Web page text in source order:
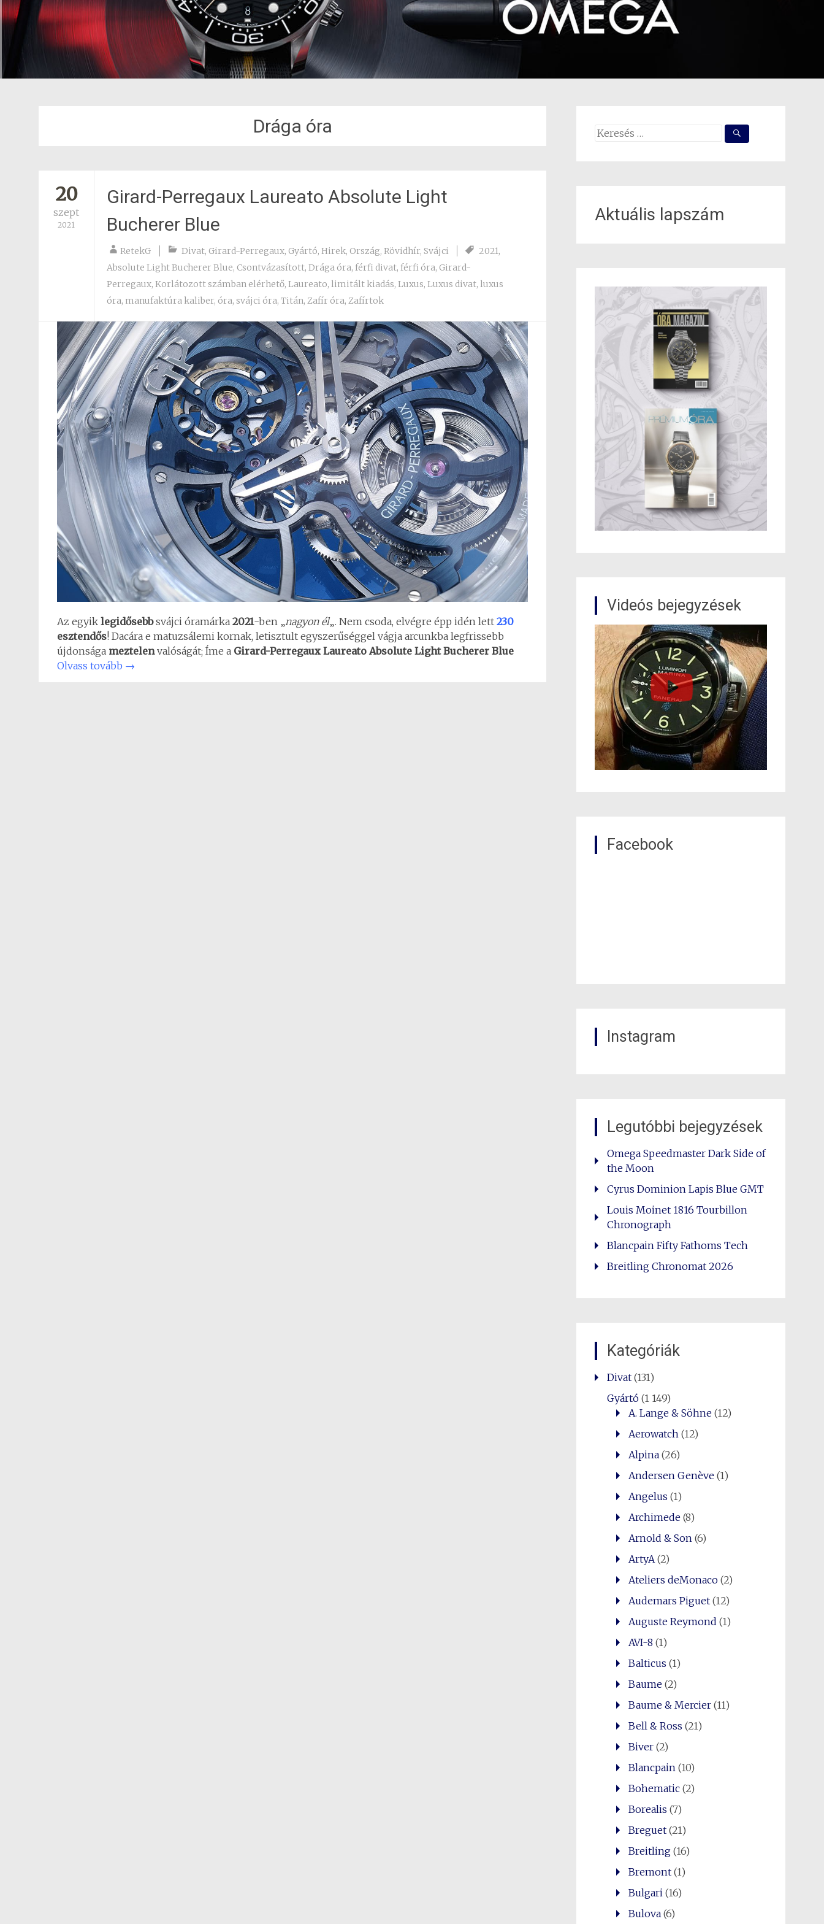
Drága óra
20
szept
2021
Girard-Perregaux Laureato Absolute Light
Bucherer Blue
RetekG Divat, Girard-Perregaux, Gyártó, Hirek, Ország, Rövidhír, Svájci 2021,
Absolute Light Bucherer Blue, Csontvázasított, Drága óra, férfi divat, férfi óra, Girard-
Perregaux, Korlátozott számban elérhető, Laureato, limitált kiadás, Luxus, Luxus divat, luxus
óra, manufaktúra kaliber, óra, svájci óra, Titán, Zafír óra, Zafírtok
Az egyik legidősebbsvájci óramárka 2021-ben „nagyon él„. Nem csoda, elvégre épp idén lett 230
esztendős! Dacára e matuzsálemi kornak, letisztult egyszerűséggel vágja arcunkba legfrissebb
újdonsága meztelenvalóságát; Íme a Girard-Perregaux Laureato Absolute Light Bucherer Blue
Olvass tovább →
Search
Aktuális lapszám
Videós bejegyzések
Facebook
Instagram
Legutóbbi bejegyzések
Omega Speedmaster Dark Side of
the Moon
Cyrus Dominion Lapis Blue GMT
Louis Moinet 1816 Tourbillon
Chronograph
Blancpain Fifty Fathoms Tech
Breitling Chronomat 2026
Kategóriák
Divat(131)
Gyártó(1 149)
A. Lange & Söhne(12)
Aerowatch (12)
Alpina(26)
Andersen Genève(1)
Angelus (1)
Archimede(8)
Arnold & Son (6)
ArtyA (2)
Ateliers deMonaco(2)
Audemars Piguet(12)
Auguste Reymond (1)
AVI-8 (1)
Balticus (1)
Baume(2)
Baume & Mercier(11)
Bell & Ross (21)
Biver(2)
Blancpain (10)
Bohematic(2)
Borealis (7)
Breguet(21)
Breitling(16)
Bremont(1)
Bulgari (16)
Bulova(6)